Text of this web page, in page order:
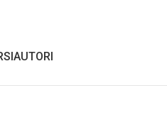
AUTORI